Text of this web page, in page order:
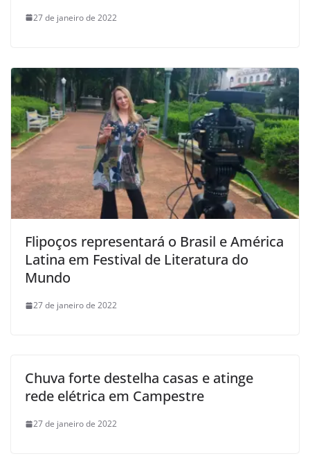
27 de janeiro de 2022
Flipoços representará o Brasil e América
Latina em Festival de Literatura do
Mundo
27 de janeiro de 2022
Chuva forte destelha casas e atinge
rede elétrica em Campestre
27 de janeiro de 2022